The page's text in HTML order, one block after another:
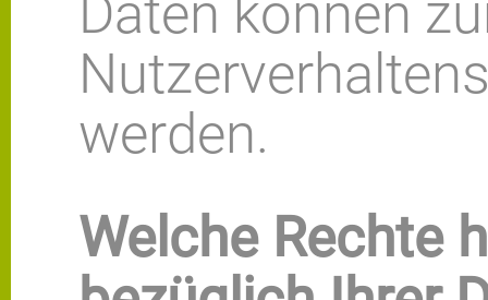
Daten können
werden.
Welche Rechte